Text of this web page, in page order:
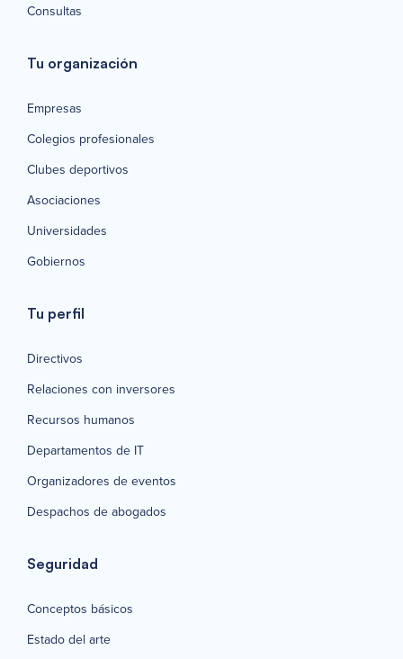
Consultas
Tu organización
Empresas
Colegios profesionales
Clubes deportivos
Asociaciones
Universidades
Gobiernos
Tu perfil
Directivos
Relaciones con inversores
Recursos humanos
Departamentos de IT
Organizadores de eventos
Despachos de abogados
Seguridad
Conceptos básicos
Estado del arte